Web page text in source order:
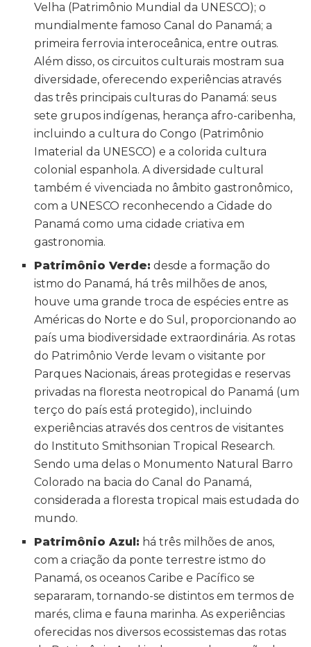
Velha (Patrimônio Mundial da UNESCO); o
mundialmente famoso Canal do Panamá; a
primeira ferrovia interoceânica, entre outras.
Além disso, os circuitos culturais mostram sua
diversidade, oferecendo experiências através
das três principais culturas do Panamá: seus
sete grupos indígenas, herança afro-caribenha,
incluindo a cultura do Congo (Patrimônio
Imaterial da UNESCO) e a colorida cultura
colonial espanhola. A diversidade cultural
também é vivenciada no âmbito gastronômico,
com a UNESCO reconhecendo a Cidade do
Panamá como uma cidade criativa em
gastronomia.
Patrimônio Verde: desde a formação do
istmo do Panamá, há três milhões de anos,
houve uma grande troca de espécies entre as
Américas do Norte e do Sul, proporcionando ao
país uma biodiversidade extraordinária. As rotas
do Patrimônio Verde levam o visitante por
Parques Nacionais, áreas protegidas e reservas
privadas na floresta neotropical do Panamá (um
terço do país está protegido), incluindo
experiências através dos centros de visitantes
do Instituto Smithsonian Tropical Research.
Sendo uma delas o Monumento Natural Barro
Colorado na bacia do Canal do Panamá,
considerada a floresta tropical mais estudada do
mundo.
Patrimônio Azul: há três milhões de anos,
com a criação da ponte terrestre istmo do
Panamá, os oceanos Caribe e Pacífico se
separaram, tornando-se distintos em termos de
marés, clima e fauna marinha. As experiências
oferecidas nos diversos ecossistemas das rotas